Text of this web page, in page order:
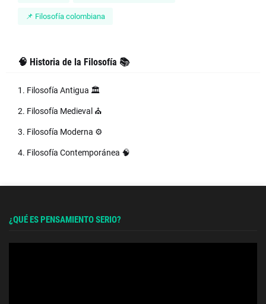
📌 Filosofía colombiana
🧠 Historia de la Filosofía 📚
1. Filosofía Antigua 🏛️
2. Filosofía Medieval ⛪
3. Filosofía Moderna ⚙️
4. Filosofía Contemporánea 🧠
¿QUÉ ES PENSAMIENTO SERIO?